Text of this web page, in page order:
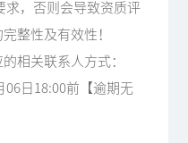
求，否则会导致资质评
整性及有效性！
相关联系人方式：
06日18:00前【逾期无